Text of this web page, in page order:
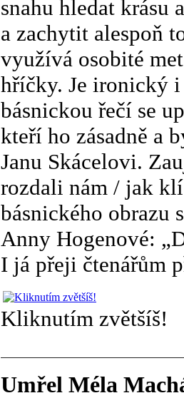
snahu hledat krásu
a zachytit alespoň
využívá osobité
hříčky. Je ironický
básnickou řečí se
kteří ho zásadně a
Janu Skácelovi.
rozdali nám / jak
básnického obrazu
Anny Hogenové:
I já přeji čtenářům
Kliknutím zvětšíš!
Umřel Méla